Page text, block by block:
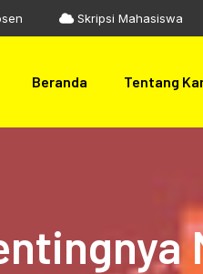
Skripsi Mahasiswa
Beranda Tentang